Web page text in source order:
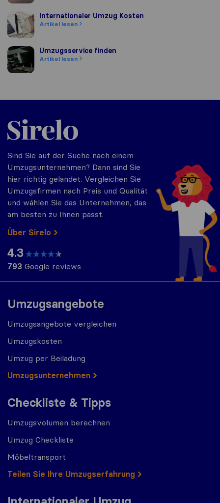
Internationaler Umzug Kosten
Internationaler Umzug Kosten
Artikel lesen
Umzugsservice finden
Umzugsservice finden
Artikel lesen
Umzugsangebote
Umzugsangebote vergleichen
Umzugskosten
Umzug per Beiladung
Umzugs​​unternehmen
Checkliste & Tipps
Umzugsvolumen berechnen
Umzug Checkliste
Möbeltransport
Teilen Sie Ihre Umzugserfahrung
Sirelo.at
Sind Sie auf der Suche nach einem
Umzugsunternehmen? Dann sind Sie
hier richtig gelandet. Vergleichen Sie
Umzugsfirmen nach Preis und Qualität
und wählen Sie das Unternehmen, das
am besten zu Ihnen passt.
Über Sirelo
4.3
793 Google reviews